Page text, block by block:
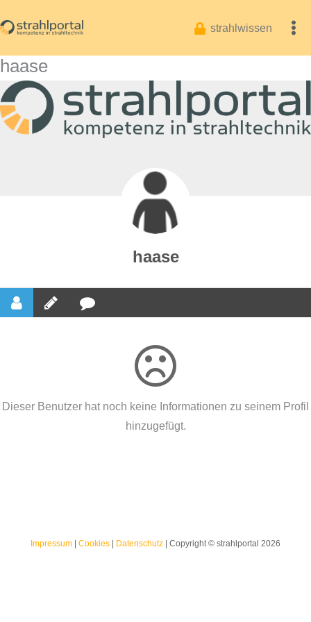
Inhalt
strahlwissen
haase
haase
Dieser Benutzer hat noch keine Informationen zu seinem Profil
hinzugefügt.
Impressum Cookies Datenschutz | Copyright © strahlportal 2026